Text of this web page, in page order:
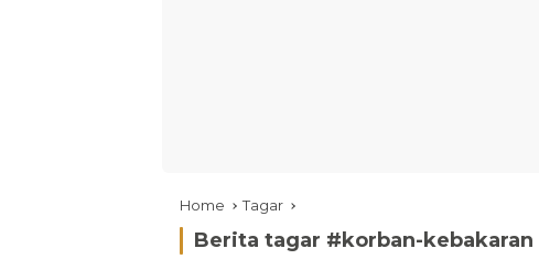
Home Tagar
Berita tagar #korban-kebakaran